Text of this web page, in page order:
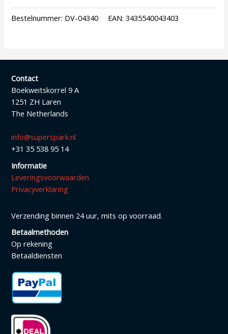
Bestelnummer: DV-04340 EAN:3435540043403
Contact
Boekweitskorrel 9 A
1251 ZH Laren
The Netherlands
info@superspark.nl
+31 35 538 95 14
Informatie
Leveringsvoorwaarden
Privacyverklaring
Verzending binnen 24 uur, mits op voorraad.
Betaalmethoden
Op rekening
Betaaldiensten